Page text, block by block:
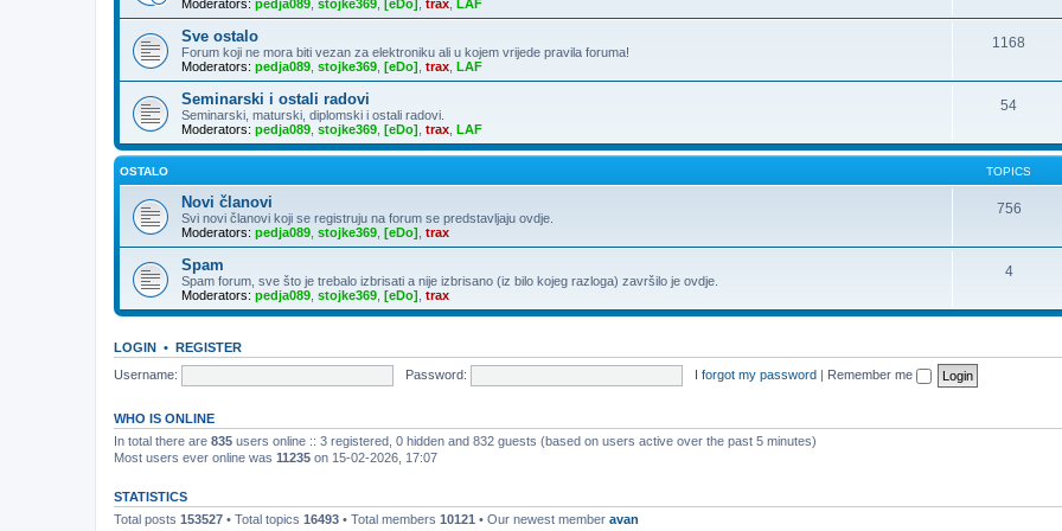
Moderators: pedja089 stojke369 [eDo] trax LAF
Sve ostalo
Forum koji ne mora biti vezan za elektroniku ali u kojem vrijede pravila foruma!
Moderators: pedja089 stojke369 [eDo] trax LAF
1168
Seminarski i ostali radovi
Seminarski, maturski, diplomski i ostali radovi.
Moderators: pedja089 stojke369 [eDo] trax LAF
54
OSTALO TOPICS
Novi članovi
Svi novi članovi koji se registruju na forum se predstavljaju ovdje.
Moderators: pedja089 stojke369 [eDo] trax
756
Spam
Spam forum, sve što je trebalo izbrisati a nije izbrisano (iz bilo kojeg razloga) završilo je ovdje.
Moderators: pedja089 stojke369 [eDo] trax
4
LOGIN • REGISTER
Username:
Password: I forgot my password | Remember me
WHO IS ONLINE
In total there are 835 users online :: 3 registered, 0 hidden and 832 guests (based on users active over the past 5 minutes)
Most users ever online was 11235 on 15-02-2026, 17:07
STATISTICS
Total posts 153527 • Total topics 16493 • Total members 10121 • Our newest member avan